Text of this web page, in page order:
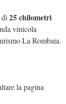
25 chilometri
vinicola
La Rombaia.
la pagina